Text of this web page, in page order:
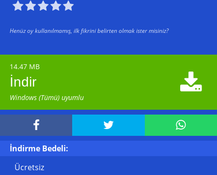

Henüz oy kullanılmamış, ilk fikrini belirten olmak ister misiniz?
14.47 MB
İndir
Windows (Tümü) uyumlu

  
İndirme Bedeli:
Ücretsiz